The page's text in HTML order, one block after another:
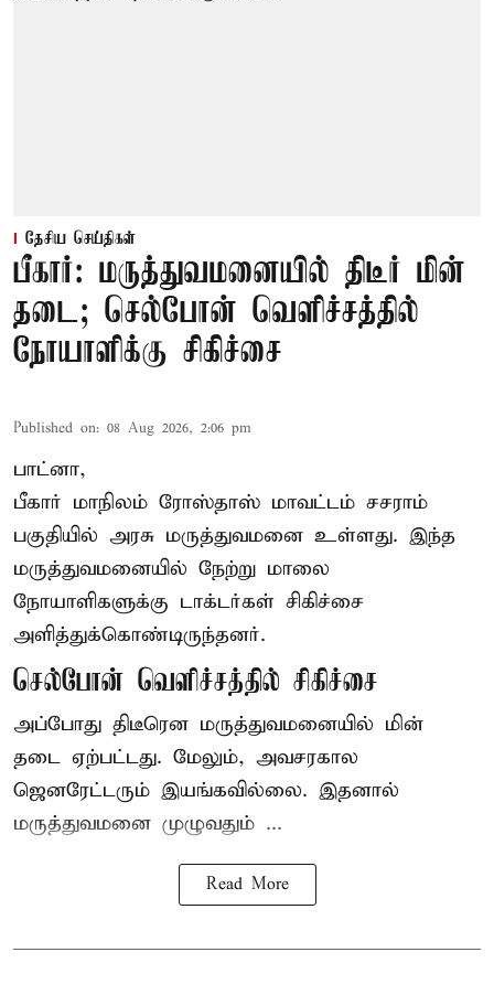
தேசிய செய்திகள்
பீகார்: மருத்துவமனையில் திடீர் மின்
தடை; செல்போன் வெளிச்சத்தில்
நோயாளிக்கு சிகிச்சை
Published on: 08 Aug 2026, 2:06 pm
பாட்னா,
பீகார் மாநிலம் ரோஸ்தாஸ் மாவட்டம் சசராம்
பகுதியில் அரசு மருத்துவமனை உள்ளது. இந்த
மருத்துவமனையில் நேற்று மாலை
நோயாளிகளுக்கு டாக்டர்கள் சிகிச்சை
அளித்துக்கொண்டிருந்தனர்.
செல்போன் வெளிச்சத்தில் சிகிச்சை
அப்போது திடீரென மருத்துவமனையில் மின்
தடை ஏற்பட்டது. மேலும், அவசரகால
ஜெனரேட்டரும் இயங்கவில்லை. இதனால்
மருத்துவமனை முழுவதும் ...
Read More